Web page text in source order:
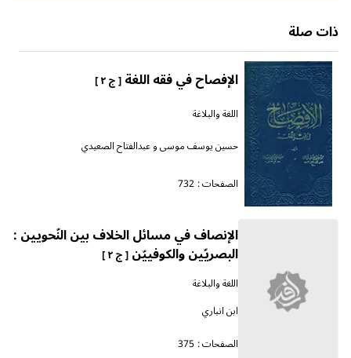
ذات صلة
الإفصاح في فقه اللغة[ ج ٢ ]
اللغة والبلاغة
حسين يوسف موسى و عبدالفتاح الصعيدي
الصفحات : 732
الإنصاف في مسائل الخلاف بين النّحويين :
البصريّين والكوفييّن[ ج ٢ ]
اللغة والبلاغة
ابن انباري
الصفحات : 375